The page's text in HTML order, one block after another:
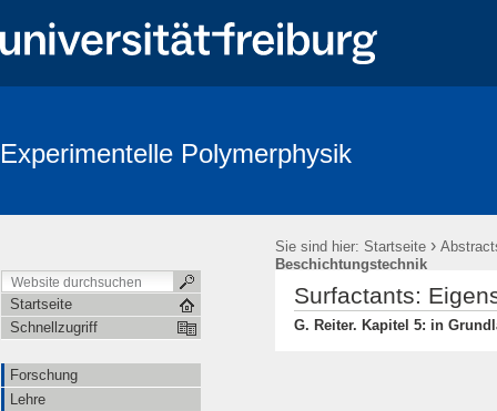
Experimentelle Polymerphysik
Sie sind hier: Startseite ›
Beschichtungstechnik
Startseite
Schnellzugriff
Forschung
Lehre
Surfactants:
G. Reiter. Kapitel 5: in